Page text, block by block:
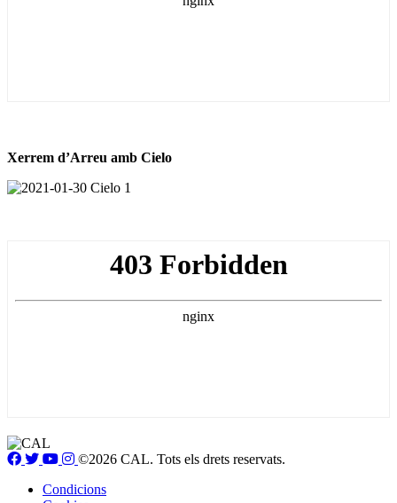
Xerrem d’Arreu amb Cielo
©2026 CAL. Tots els drets reservats.
Condicions